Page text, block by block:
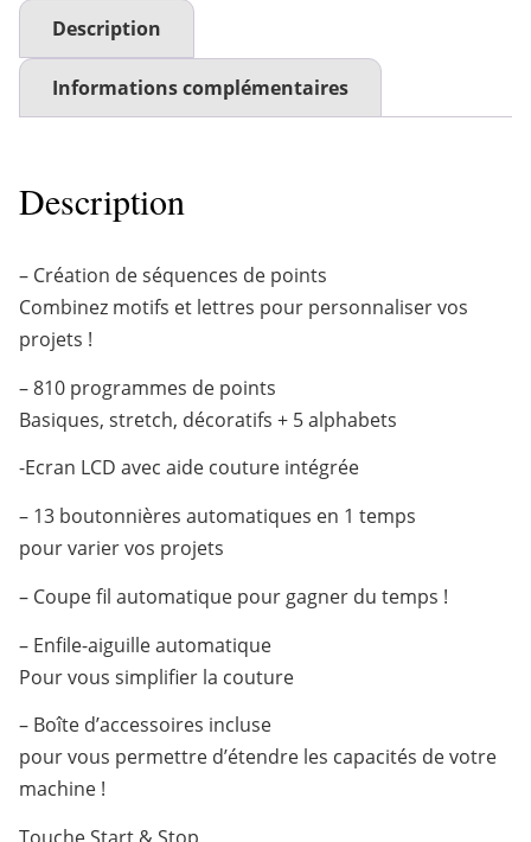
Description
Informations complémentaires
Description
– Création de séquences de points
Combinez motifs et lettres pour personnaliser vos
projets !
– 810 programmes de points
Basiques, stretch, décoratifs + 5 alphabets
-Ecran LCD avec aide couture intégrée
– 13 boutonnières automatiques en 1 temps
pour varier vos projets
– Coupe fil automatique pour gagner du temps !
– Enfile-aiguille automatique
Pour vous simplifier la couture
– Boîte d’accessoires incluse
pour vous permettre d’étendre les capacités de votre
machine !